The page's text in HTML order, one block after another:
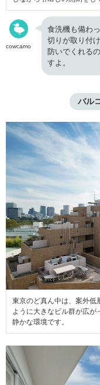
cowcamo
食洗機も備わ
切りが取り付
防いでくれる
すよ。
バル
東京のど真ん中は、案外低
ように大きなビル群が広が
静かな環境です。